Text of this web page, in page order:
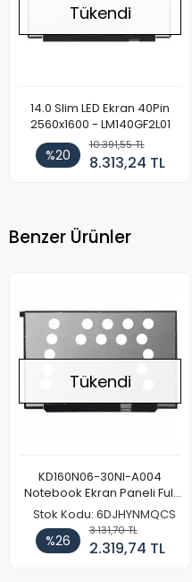
Tükendi
14.0 Slim LED Ekran 40Pin
2560x1600 - LM140GF2L01
%20
10.391,55 TL
8.313,24 TL
Benzer Ürünler
Tükendi
KD160N06-30NI-A004
Notebook Ekran Paneli Full
HD
Stok Kodu: 6DJHYNMQCS
%26
3.131,70 TL
2.319,74 TL